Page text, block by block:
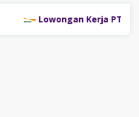
Lowongan Kerja PT Bank